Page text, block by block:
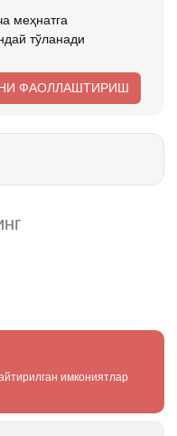
меҳнатга
тўланади
ФАОЛЛАШТИРИШ
имкониятлар